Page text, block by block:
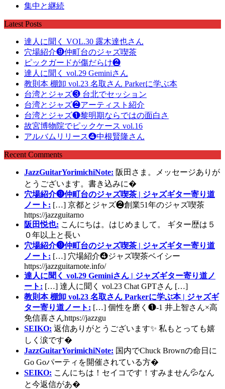
集中と継続
Latest Posts
達人に聞く VOL.30 露木達也さん
穴場紹介❾仲町台のジャズ喫茶
ピックガードが傷だらけ❷
達人に聞く vol.29 Geminiさん
教則本 棚卸 vol.23 名取さん Parkerに学ぶ本
台湾とジャズ❸ 台北でセッション
台湾とジャズ❷アーティスト紹介
台湾とジャズ❶黎明期ならではの面白さ
故宮博物院でピックケース vol.16
アルバムリリース❹中根賢隆さん
Recent Comments
JazzGuitarYorimichiNote: 阪田さま。メッセージありが
とうございます。書き込みに�
穴場紹介❾仲町台のジャズ喫茶 | ジャズギター寄り道
ノート: […] 京都とジャズ❷創業51年のジャズ喫茶
https://jazzguitarno
阪田悦也: こんにちは。はじめまして。 ギター歴は５
０年以上と長い
穴場紹介❾仲町台のジャズ喫茶 | ジャズギター寄り道
ノート: […] 穴場紹介❹ジャズ喫茶ベイシー
https://jazzguitarnote.info/
達人に聞く vol.29 Geminiさん | ジャズギター寄り道ノ
ート: […] 達人に聞く vol.23 Chat GPTさん […]
教則本 棚卸 vol.23 名取さん Parkerに学ぶ本 | ジャズギ
ター寄り道ノート: […] 個性を磨く❶-1 井上智さん×高
免信喜さんhttps://jazzgu
SEIKO: 返信ありがとうございます✨ 私もとっても嬉
しく涙です�
JazzGuitarYorimichiNote: 国内でChuck Brownの命日に
Go Goパーティを開催されている方�
SEIKO: こんにちは！セイコです！すみません💦なん
と今返信があ�